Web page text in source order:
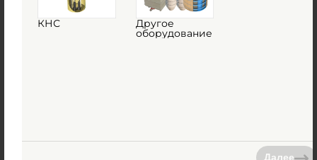
832 000руб.
КНС Другое
оборудование
Далее